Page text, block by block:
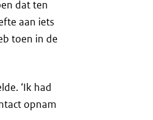
dat ten
aan iets
toen in de
‘Ik had
opnam